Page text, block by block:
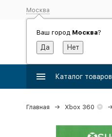
Москва
Ваш город Москва?
Каталог товаров
Главная Xbox 360